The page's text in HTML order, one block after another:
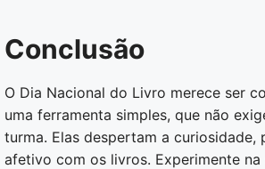
Conclusão
O Dia Nacional do Livro merece ser
uma ferramenta simples, que não
turma. Elas despertam a
afetivo com os livros. Experimente